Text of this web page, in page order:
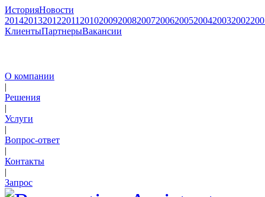
ИсторияНовости
2014201320122011 201020092008200720062005200420032002
КлиентыПартнерыВакансии
О компании
|
Решения
|
Услуги
|
Вопрос-ответ
|
Контакты
|
Запрос